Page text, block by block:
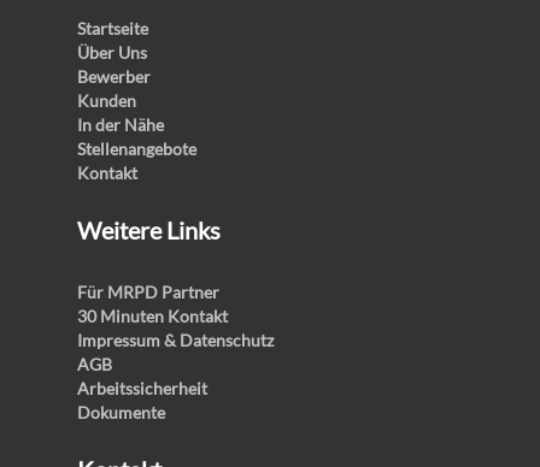
Startseite
Über Uns
Bewerber
Kunden
In der Nähe
Stellenangebote
Kontakt
Weitere Links
Für MRPD Partner
30 Minuten Kontakt
Impressum & Datenschutz
AGB
Arbeitssicherheit
Dokumente